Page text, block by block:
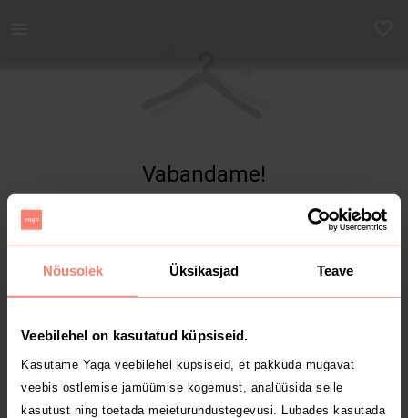
Nõusolek Üksikasjad Teave
Veebilehel on kasutatud küpsiseid.
Kasutame Yaga veebilehel küpsiseid, et pakkuda mugavat
veebis ostlemise jamüümise kogemust, analüüsida selle
kasutust ning toetada meieturundustegevusi. Lubades kasutada
Vabandame!